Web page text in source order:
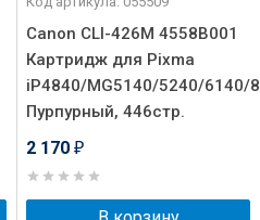
Canon CLI-426M 4558B001
Картридж для Pixma
iP4840/MG5140/5240/6140/
Пурпурный, 446стр.
2 170 ₽